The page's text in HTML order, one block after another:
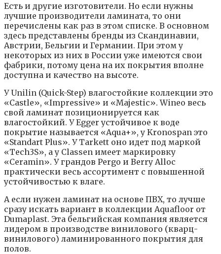
Есть и другие изготовители. Но если нужны
лучшие производители ламината, то они
перечислены как раз в этом списке. В основном
здесь представлены бренды из Скандинавии,
Австрии, Бельгии и Германии. При этом у
некоторых из них в России уже имеются свои
фабрики, потому цена на их покрытия вполне
доступна и качество на высоте.
У Unilin (Quick-Step) влагостойкие коллекции это
«Castle», «Impressive» и «Majestic». Wineo весь
свой ламинат позиционируется как
влагостойкий. У Egger устойчивое к воде
покрытие называется «Aqua+», у Kronospan это
«Standart Plus». У Tarkett оно идет под маркой
«Tech3S», а у Classen имеет маркировку
«Ceramin». У грандов Pergo и Berry Alloc
практически весь ассортимент с повышенной
устойчивостью к влаге.
А если нужен ламинат на основе ПВХ, то лучше
сразу искать вариант в коллекции Aquafloor от
Dumaplast. Эта бельгийская компания является
лидером в производстве винилового (кварц-
винилового) ламинированного покрытия для
полов.